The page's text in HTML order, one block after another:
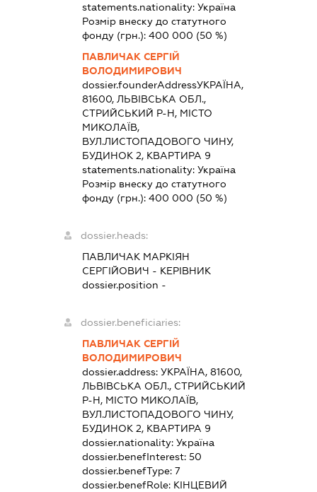
statements.nationality: Україна
Розмір внеску до статутного
фонду (грн.): 400 000 (50 %)
ПАВЛИЧАК СЕРГІЙ
ВОЛОДИМИРОВИЧ
dossier.founderAddressУКРАЇНА,
81600, ЛЬВІВСЬКА ОБЛ.,
СТРИЙСЬКИЙ Р-Н, МІСТО
МИКОЛАЇВ,
ВУЛ.ЛИСТОПАДОВОГО ЧИНУ,
БУДИНОК 2, КВАРТИРА 9
statements.nationality: Україна
Розмір внеску до статутного
фонду (грн.): 400 000 (50 %)
dossier.heads:
ПАВЛИЧАК МАРКІЯН
СЕРГІЙОВИЧ - КЕРІВНИК
dossier.position -
dossier.beneficiaries:
ПАВЛИЧАК СЕРГІЙ
ВОЛОДИМИРОВИЧ
dossier.address: УКРАЇНА, 81600,
ЛЬВІВСЬКА ОБЛ., СТРИЙСЬКИЙ
Р-Н, МІСТО МИКОЛАЇВ,
ВУЛ.ЛИСТОПАДОВОГО ЧИНУ,
БУДИНОК 2, КВАРТИРА 9
dossier.nationality: Україна
dossier.benefInterest: 50
dossier.benefType: 7
dossier.benefRole: КІНЦЕВИЙ